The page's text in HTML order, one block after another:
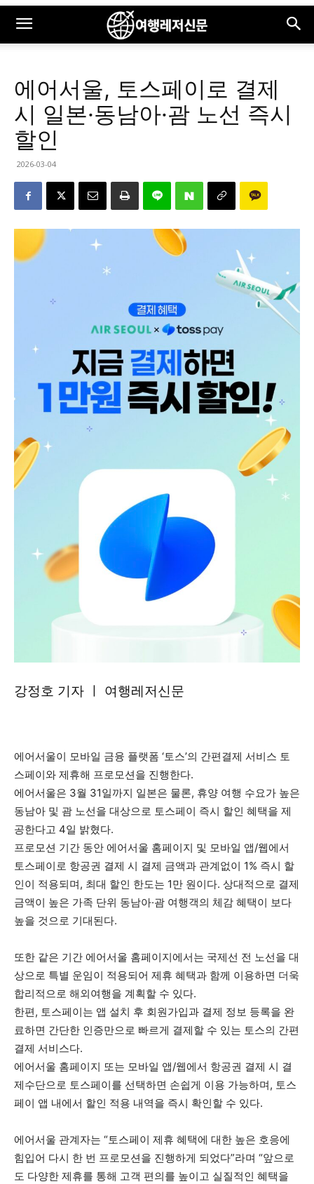
에어서울, 토스페이로 결제
시 일본·동남아·괌 노선 즉시
할인
2026-03-04
강정호 기자 ㅣ 여행레저신문
에어서울이 모바일 금융 플랫폼 ‘토스’의 간편결제 서비스 토
스페이와 제휴해 프로모션을 진행한다.
에어서울은 3월 31일까지 일본은 물론, 휴양 여행 수요가 높은
동남아 및 괌 노선을 대상으로 토스페이 즉시 할인 혜택을 제
공한다고 4일 밝혔다.
프로모션 기간 동안 에어서울 홈페이지 및 모바일 앱/웹에서
토스페이로 항공권 결제 시 결제 금액과 관계없이 1% 즉시 할
인이 적용되며, 최대 할인 한도는 1만 원이다. 상대적으로 결제
금액이 높은 가족 단위 동남아·괌 여행객의 체감 혜택이 보다
높을 것으로 기대된다.
또한 같은 기간 에어서울 홈페이지에서는 국제선 전 노선을 대
상으로 특별 운임이 적용되어 제휴 혜택과 함께 이용하면 더욱
합리적으로 해외여행을 계획할 수 있다.
한편, 토스페이는 앱 설치 후 회원가입과 결제 정보 등록을 완
료하면 간단한 인증만으로 빠르게 결제할 수 있는 토스의 간편
결제 서비스다.
에어서울 홈페이지 또는 모바일 앱/웹에서 항공권 결제 시 결
제수단으로 토스페이를 선택하면 손쉽게 이용 가능하며, 토스
페이 앱 내에서 할인 적용 내역을 즉시 확인할 수 있다.
에어서울 관계자는 “토스페이 제휴 혜택에 대한 높은 호응에
힘입어 다시 한 번 프로모션을 진행하게 되었다”라며 “앞으로
도 다양한 제휴를 통해 고객 편의를 높이고 실질적인 혜택을